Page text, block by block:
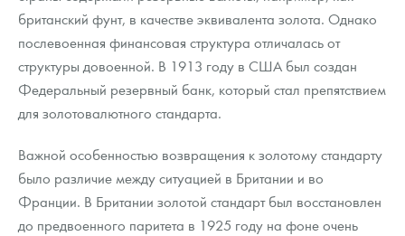
британский фунт, в качестве эквивалента золота. Однако
послевоенная финансовая структура отличалась от
структуры довоенной. В 1913 году в США был создан
Федеральный резервный банк, который стал препятствием
для золотовалютного стандарта.
Важной особенностью возвращения к золотому стандарту
было различие между ситуацией в Британии и во
Франции. В Британии золотой стандарт был восстановлен
до предвоенного паритета в 1925 году на фоне очень